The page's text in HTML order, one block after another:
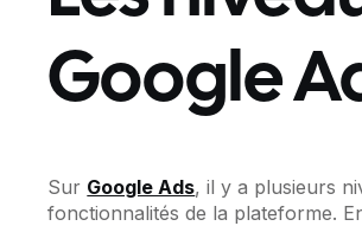
Google
Sur Google Ads, il y a plusieurs
fonctionnalités de la plateforme.